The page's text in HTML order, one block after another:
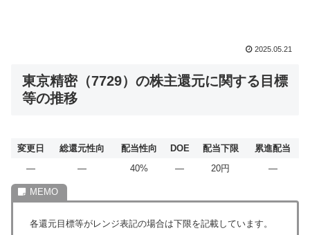
2025.05.21
東京精密（7729）の株主還元に関する目標
等の推移
変更日 総還元性向 配当性向 DOE 配当下限
累進配当
―
― 40% ― 20円 ―
各還元目標等がレンジ表記の場合は下限を記載しています。